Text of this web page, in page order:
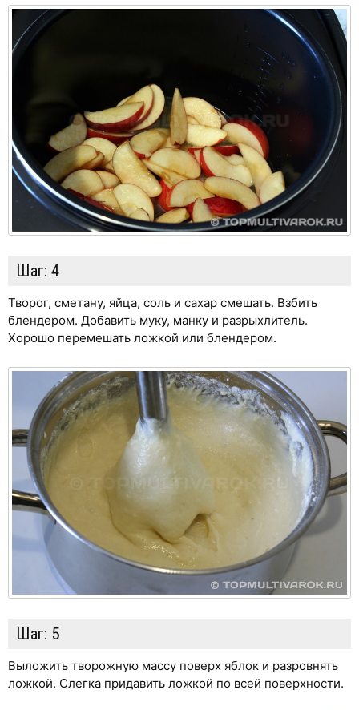
Шаг: 4
Творог, сметану, яйца, соль и сахар смешать. Взбить
блендером. Добавить муку, манку и разрыхлитель.
Хорошо перемешать ложкой или блендером.
Шаг: 5
Выложить творожную массу поверх яблок и разровнять
ложкой. Слегка придавить ложкой по всей поверхности.